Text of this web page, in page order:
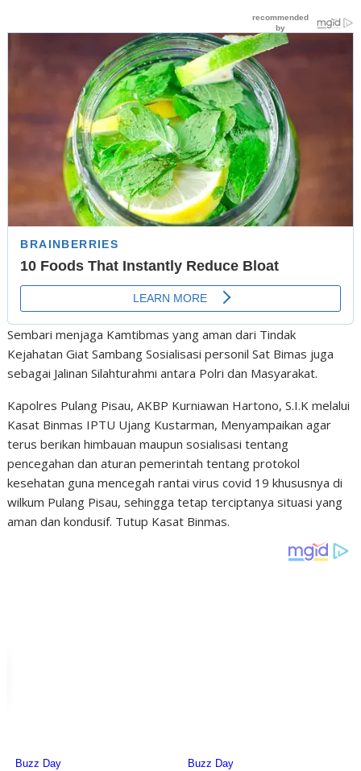
Sembari menjaga Kamtibmas yang aman dari Tindak
Kejahatan Giat Sambang Sosialisasi personil Sat Bimas juga
sebagai Jalinan Silahturahmi antara Polri dan Masyarakat.
Kapolres Pulang Pisau, AKBP Kurniawan Hartono, S.I.K melalui
Kasat Binmas IPTU Ujang Kustarman, Menyampaikan agar
terus berikan himbauan maupun sosialisasi tentang
pencegahan dan aturan pemerintah tentang protokol
kesehatan guna mencegah rantai virus covid 19 khususnya di
wilkum Pulang Pisau, sehingga tetap terciptanya situasi yang
aman dan kondusif. Tutup Kasat Binmas.